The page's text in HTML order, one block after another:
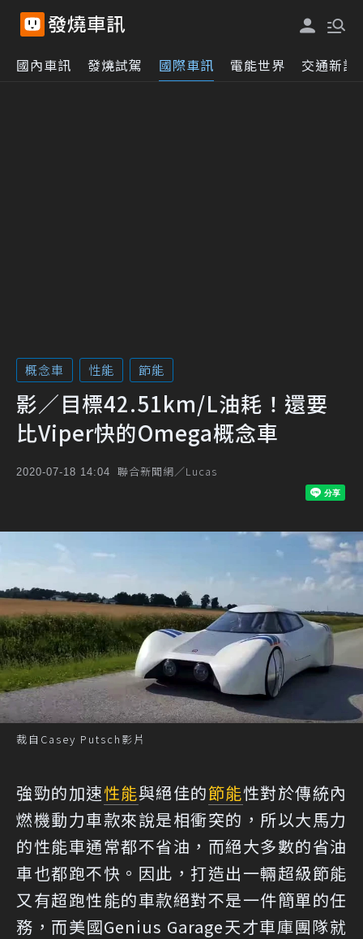
國內車訊 發燒試駕 國際車訊 電能世界 交通新訊
概念車 性能 節能
影／目標42.51km/L油耗！還要
比Viper快的Omega概念車
2020-07-18 14:04 聯合新聞網／Lucas
裁自Casey Putsch影片
強勁的加速性能與絕佳的節能性對於傳統內
燃機動力車款來說是相衝突的，所以大馬力
的性能車通常都不省油，而絕大多數的省油
車也都跑不快。因此，打造出一輛超級節能
又有超跑性能的車款絕對不是一件簡單的任
務，而美國Genius Garage天才車庫團隊就